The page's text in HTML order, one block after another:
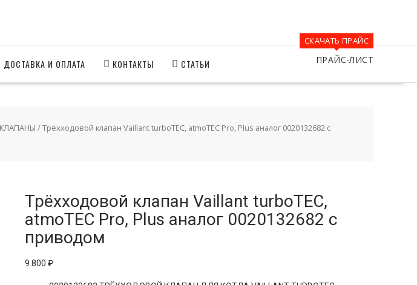
ДОСТАВКА И ОПЛАТА КОНТАКТЫ СТАТЬИ
СКАЧАТЬ ПРАЙС
ПРАЙС-ЛИСТ
/ Трёхходовой клапан Vaillant turboTEC, atmoTEC Pro, Plus аналог 0020132682 с
Трёхходовой клапан Vaillant turboTEC,
atmoTEC Pro, Plus аналог 0020132682 с
приводом
9.800 ₽